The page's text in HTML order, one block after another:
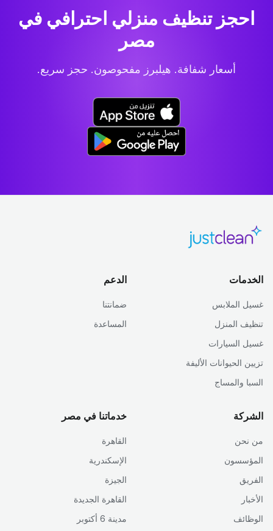
احجز تنظيف منزلي احترافي في
مصر
أسعار شفافة. هيلبرز مفحوصون. حجز سريع.
الخدمات
غسيل الملابس
تنظيف المنزل
غسيل السيارات
تزيين الحيوانات الأليفة
السبا والمساج
الدعم
ضمانتنا
المساعدة
الشركة
من نحن
المؤسسون
الفريق
الأخبار
الوظائف
خدماتنا في مصر
القاهرة
الإسكندرية
الجيزة
القاهرة الجديدة
مدينة 6 أكتوبر